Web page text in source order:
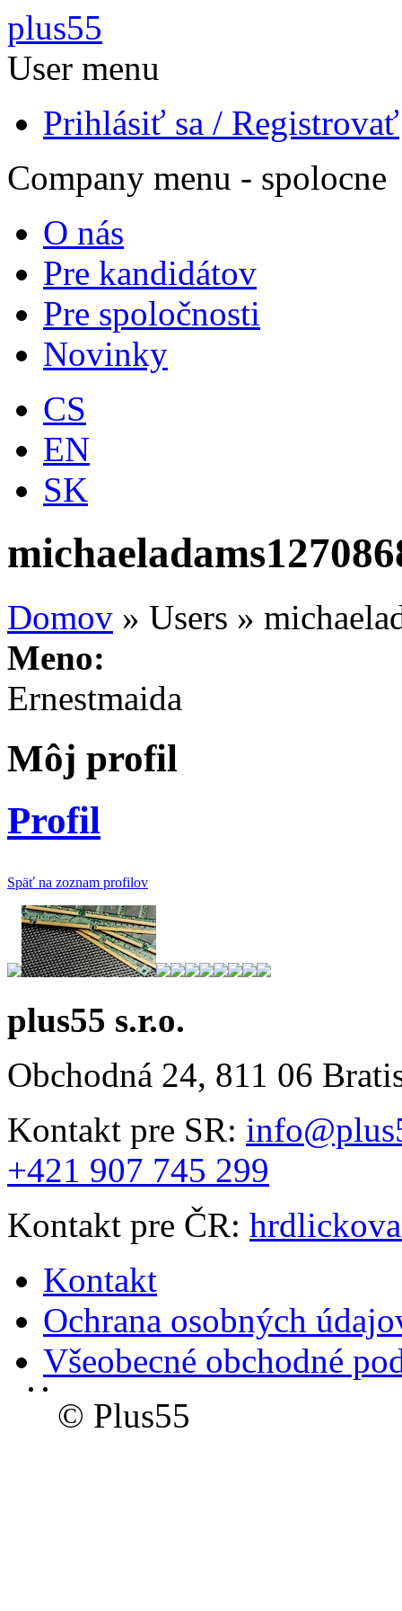
Skočiť na hlavný obsah
plus55
User menu
Prihlásiť sa / Registrovať
Company menu - spolocne
O nás
Pre kandidátov
Pre spoločnosti
Novinky
CS
EN
SK
Domov » Users »
Meno:
Ernestmaida
Môj profil
Profil
Späť na zoznam profilov
plus55 s.r.o.
Obchodná 24, 811 06
Kontakt pre SR:
+421 907 745 299
Kontakt pre ČR:
Kontakt
Ochrana osobných
Všeobecné obchodné
© Plus55